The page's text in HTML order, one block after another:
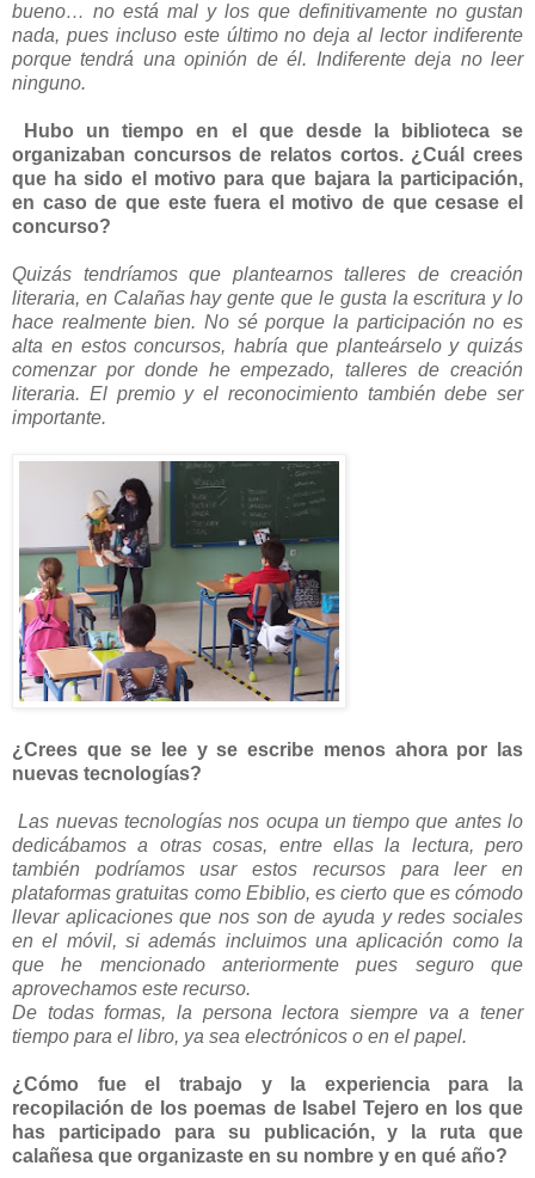
bueno… no está mal y los que definitivamente no gustan
nada, pues incluso este último no deja al lector indiferente
porque tendrá una opinión de él. Indiferente deja no leer
ninguno.
Hubo un tiempo en el que desde la biblioteca se
organizaban concursos de relatos cortos. ¿Cuál crees
que ha sido el motivo para que bajara la participación,
en caso de que este fuera el motivo de que cesase el
concurso?
Quizás tendríamos que plantearnos talleres de creación
literaria, en Calañas hay gente que le gusta la escritura y lo
hace realmente bien. No sé porque la participación no es
alta en estos concursos, habría que planteárselo y quizás
comenzar por donde he empezado, talleres de creación
literaria. El premio y el reconocimiento también debe ser
importante.
¿Crees que se lee y se escribe menos ahora por las
nuevas tecnologías?
Las nuevas tecnologías nos ocupa un tiempo que antes lo
dedicábamos a otras cosas, entre ellas la lectura, pero
también podríamos usar estos recursos para leer en
plataformas gratuitas como Ebiblio, es cierto que es cómodo
llevar aplicaciones que nos son de ayuda y redes sociales
en el móvil, si además incluimos una aplicación como la
que he mencionado anteriormente pues seguro que
aprovechamos este recurso.
De todas formas, la persona lectora siempre va a tener
tiempo para el libro, ya sea electrónicos o en el papel.
¿Cómo fue el trabajo y la experiencia para la
recopilación de los poemas de Isabel Tejero en los que
has participado para su publicación, y la ruta que
calañesa que organizaste en su nombre y en qué año?